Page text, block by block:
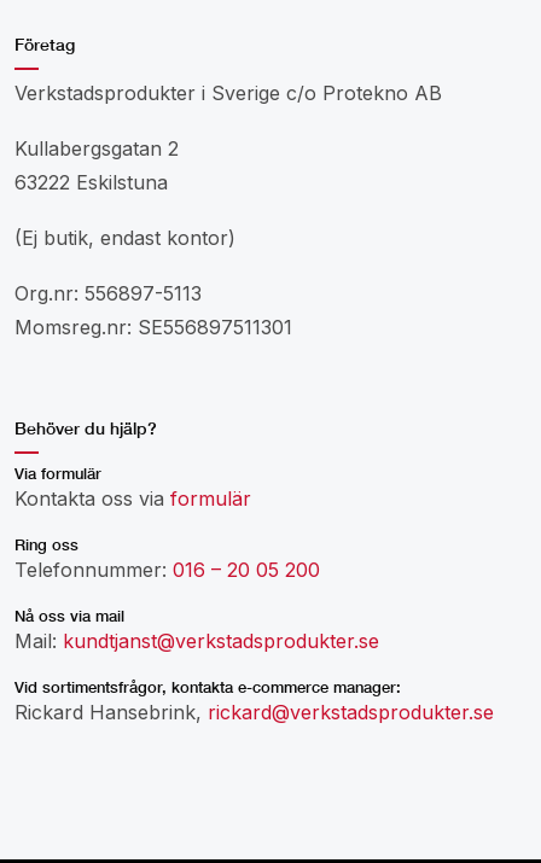
Företag
Verkstadsprodukter i Sverige c/o Protekno AB
Kullabergsgatan 2
63222 Eskilstuna
(Ej butik, endast kontor)
Org.nr: 556897-5113
Momsreg.nr: SE556897511301
Behöver du hjälp?
Via formulär
Kontakta oss via formulär
Ring oss
Telefonnummer: 016 – 20 05 200
Nå oss via mail
Mail: kundtjanst@verkstadsprodukter.se
Vid sortimentsfrågor, kontakta e-commerce manager:
Rickard Hansebrink, rickard@verkstadsprodukter.se